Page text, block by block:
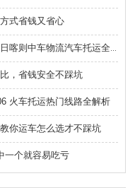
式省钱又省心
西藏自驾返程不用硬开｜拉萨、林芝、日喀则中车物流汽车托运全指南
，省钱安全不踩坑
火车托运热门线路全解析
你运车怎么选才不踩坑
一个就容易吃亏